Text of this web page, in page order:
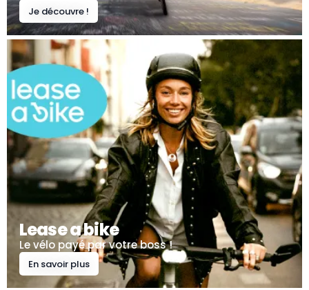
Je découvre !
Lease a bike
Le vélo payé par votre boss !
En savoir plus